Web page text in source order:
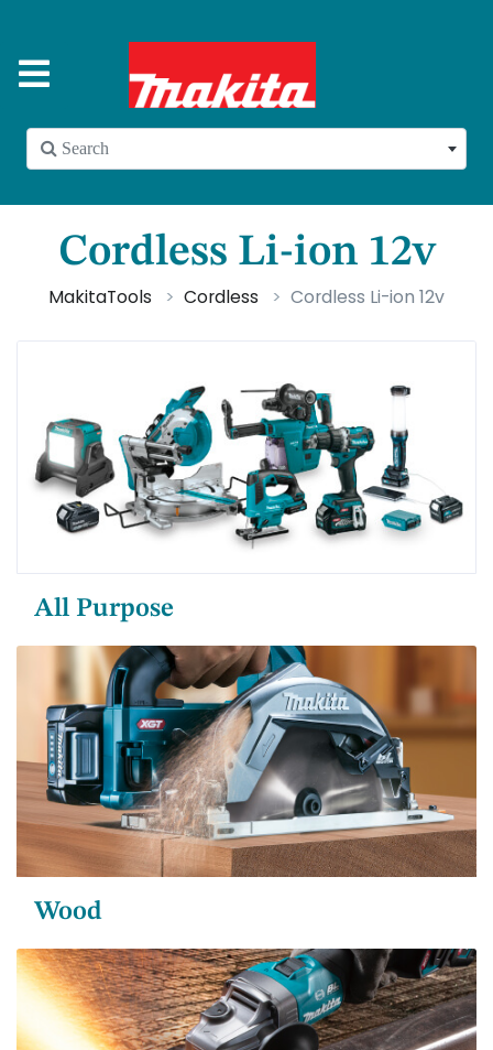
 Search
Cordless Li-ion 12v
MakitaTools Cordless Cordless Li-ion 12v
All Purpose
Wood